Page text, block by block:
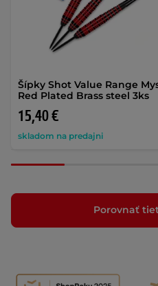
Šípky Shot Value Range
Red Plated Brass steel 3ks
15,40 €
skladom na predajni
Porovnať